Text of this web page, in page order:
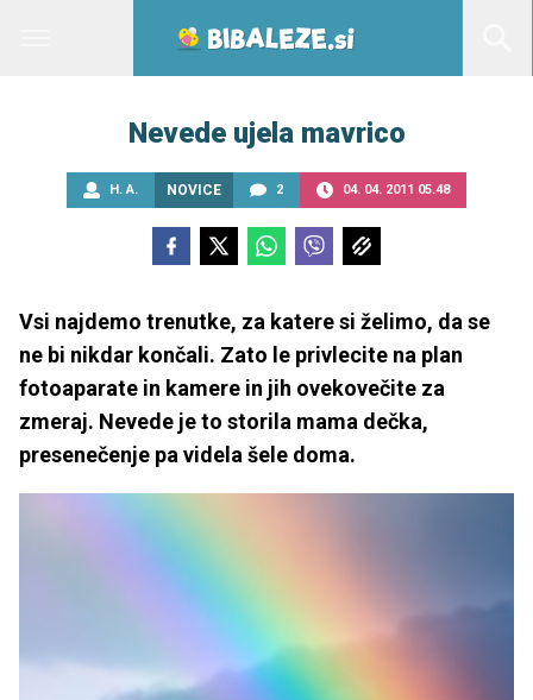
Nevede ujela mavrico
H. A. NOVICE 2 04. 04. 2011 05.48
Vsi najdemo trenutke, za katere si želimo, da se
ne bi nikdar končali. Zato le privlecite na plan
fotoaparate in kamere in jih ovekovečite za
zmeraj. Nevede je to storila mama dečka,
presenečenje pa videla šele doma.